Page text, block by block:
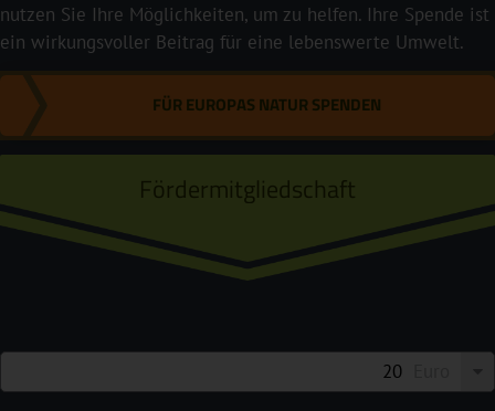
nutzen Sie Ihre Möglichkeiten, um zu helfen. Ihre Spende ist
ein wirkungsvoller Beitrag für eine lebenswerte Umwelt.
FÜR EUROPAS NATUR SPENDEN
Fördermitgliedschaft